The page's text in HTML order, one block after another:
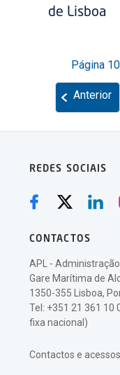
de Lisboa
Página
Anterior
REDES SOCIAIS
CONTACTOS
APL -
Gare Marítima de
1350-355 Lisboa,
Tel: +351 21 361 10
fixa nacional)
Contactos e acessos